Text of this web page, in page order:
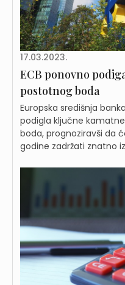
17.03.2023.
ECB ponovno
postotnog boda
Europska središnja
podigla ključne
boda, prognoziravši da
godine zadržati znatno